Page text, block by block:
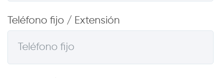
Teléfono fijo / Extensión